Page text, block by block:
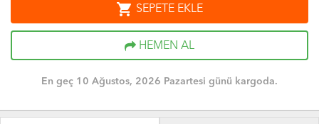
shopping_cart SEPETE EKLE
HEMEN AL
En geç 10 Ağustos, 2026 Pazartesi günü kargoda.